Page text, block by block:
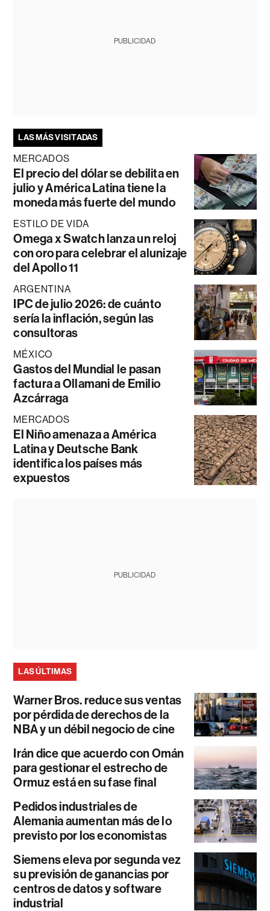
PUBLICIDAD
LAS MÁS VISITADAS
MERCADOS
El precio del dólar se debilita en
julio y América Latina tiene la
moneda más fuerte del mundo
ESTILO DE VIDA
Omega x Swatch lanza un reloj
con oro para celebrar el alunizaje
del Apollo 11
ARGENTINA
IPC de julio 2026: de cuánto
sería la inflación, según las
consultoras
MÉXICO
Gastos del Mundial le pasan
factura a Ollamani de Emilio
Azcárraga
MERCADOS
El Niño amenaza a América
Latina y Deutsche Bank
identifica los países más
expuestos
PUBLICIDAD
LAS ÚLTIMAS
Warner Bros. reduce sus ventas
por pérdida de derechos de la
NBA y un débil negocio de cine
Irán dice que acuerdo con Omán
para gestionar el estrecho de
Ormuz está en su fase final
Pedidos industriales de
Alemania aumentan más de lo
previsto por los economistas
Siemens eleva por segunda vez
su previsión de ganancias por
centros de datos y software
industrial